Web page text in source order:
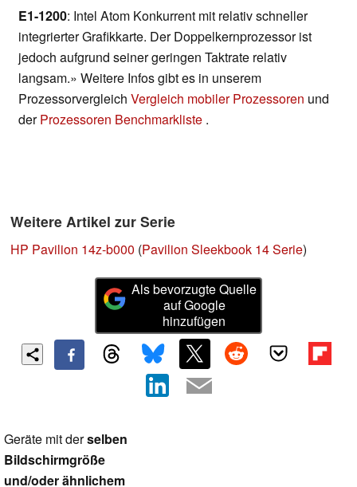
E1-1200: Intel Atom Konkurrent mit relativ schneller
integrierter Grafikkarte. Der Doppelkernprozessor ist
jedoch aufgrund seiner geringen Taktrate relativ
langsam.» Weitere Infos gibt es in unserem
Prozessorvergleich Vergleich mobiler Prozessoren und
derProzessoren Benchmarkliste .
Weitere Artikel zur Serie
HP Pavilion 14z-b000 (Pavilion Sleekbook 14 Serie)
Als bevorzugte Quelle
auf Google
hinzufügen
Geräte mit derselben
Bildschirmgröße
und/oder ähnlichem